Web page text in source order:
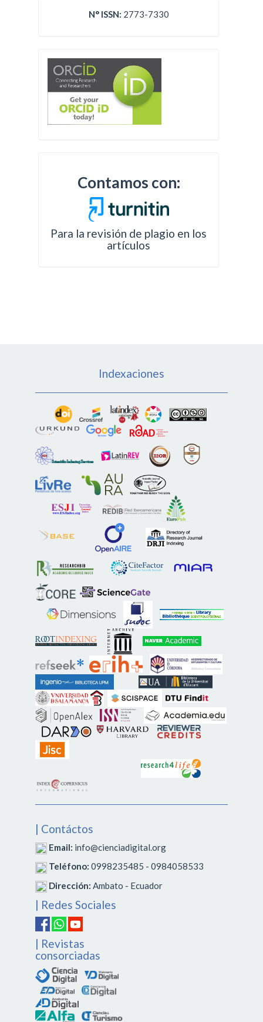
N° ISSN: 2773-7330
Contamos con:
Para la revisión de plagio en los
artículos
Indexaciones
| Contáctos
Email: info@cienciadigital.org
Teléfono: 0998235485 - 0984058533
Dirección: Ambato - Ecuador
| Redes Sociales
| Revistas
consorciadas